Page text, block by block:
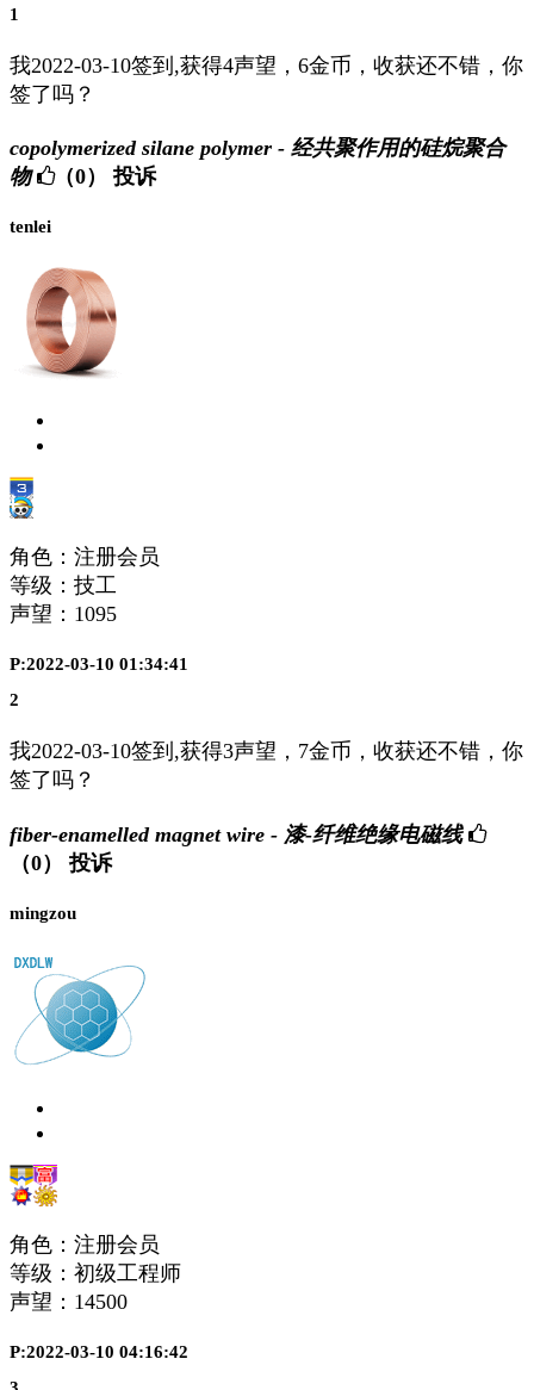
1
我2022-03-10签到,获得4声望，6金币，收获还不错，你
签了吗？
copolymerized silane polymer - 经共聚作用的硅烷聚合
物
（0） 投诉
tenlei
角色：注册会员
等级：技工
声望： 1095
P:2022-03-10 01:34:41
2
我2022-03-10签到,获得3声望，7金币，收获还不错，你
签了吗？
fiber-enamelled magnet wire - 漆-纤维绝缘电磁线
（0）
投诉
mingzou
角色：注册会员
等级：初级工程师
声望： 14500
P:2022-03-10 04:16:42